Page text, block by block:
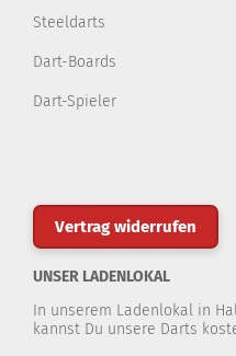
Steeldarts
Dart-Boards
Dart-Spieler
Vertrag widerrufen
UNSER LADENLOKAL
In unserem Ladenlokal in
kannst Du unsere Darts